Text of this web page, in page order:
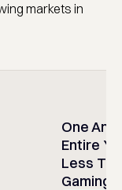
markets in
One
Entire
Less
Gaming